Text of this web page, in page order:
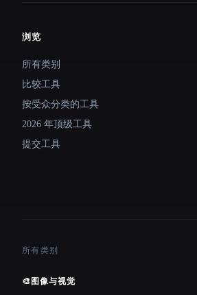
Site navigation
浏览
所有类别
比较工具
按受众分类的工具
2026 年顶级工具
提交工具
所有类别
🎨 图像与视觉